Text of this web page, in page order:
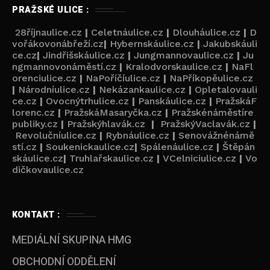
PRAŽSKÉ ULICE :
28říjnaulice.cz | Celetnáulice.cz | Dlouháulice.cz | D
vořákovonábřeží.cz| Hybernskáulice.cz | Jakubskáuli
ce.cz| Jindřišskáulice.cz | Jungmannovaulice.cz | Ju
ngmannovonáměstí.cz | Kralodvorskaulice.cz | NaFl
orenciulice.cz | NaPoříčíulice.cz | NaPříkopěulice.cz
| Národníulice.cz | Nekázankaulice.cz | Opletalovauli
ce.cz | Ovocnýtrhulice.cz | Panskáulice.cz | PražskáF
lorenc.cz | PražskáMasaryčka.cz | Pražskénáměstíre
publiky.cz | Pražskýhlavák.cz | PražskýVaclavák.cz |
Revolučníulice.cz | Rybnáulice.cz | Senovážnénámě
stí.cz | Soukenickaulice.cz| Spálenáulice.cz | Štěpán
skáulice.cz| Truhlařskaulice.cz | VCelniciulice.cz | Vo
dičkovaulice.cz
KONTAKT :
MEDIÁLNÍ SKUPINA HMG
OBCHODNÍ ODDĚLENÍ